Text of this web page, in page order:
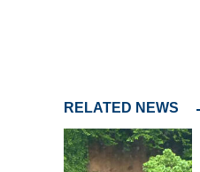
RELATED NEWS